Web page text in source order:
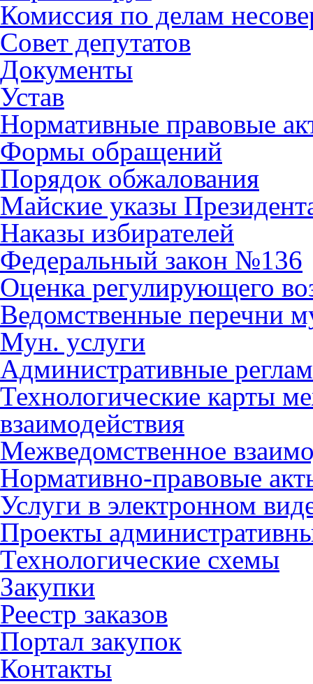
Комиссия по делам
Совет депутатов
Документы
Устав
Нормативные правовые
Формы обращений
Порядок обжалования
Майские указы
Наказы избирателей
Федеральный закон №136
Оценка регулирующего
Ведомственные перечни
Мун. услуги
Административные
Технологические карты
взаимодействия
Межведомственное
Нормативно-правовые
Услуги в электронном
Проекты
Технологические схемы
Закупки
Реестр заказов
Портал закупок
Контакты